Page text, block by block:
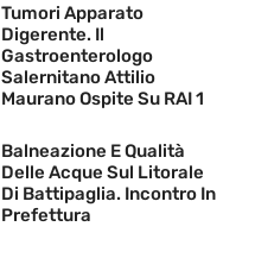
Tumori Apparato
Digerente. Il
Gastroenterologo
Salernitano Attilio
Maurano Ospite Su RAI 1
Balneazione E Qualità
Delle Acque Sul Litorale
Di Battipaglia. Incontro In
Prefettura